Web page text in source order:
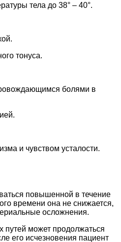
тела до 38° – 40°.
тонуса.
болями в
и чувством усталости.
повышенной в течение
времени она не снижается,
осложнения.
путей может продолжаться
его исчезновения пациент